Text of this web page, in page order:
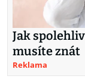
Jak
musíte znát
Reklama